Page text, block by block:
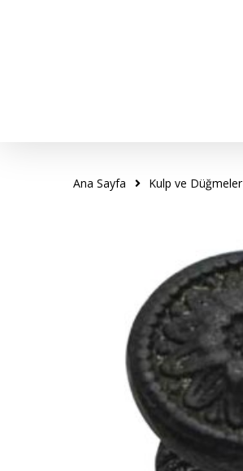
Ana Sayfa Kulp ve Düğmeler